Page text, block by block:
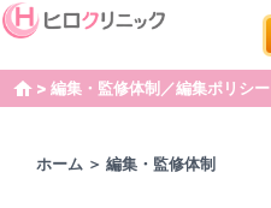
home編集・監修体制／編集ポリシー
ホーム ＞ 編集・監修体制